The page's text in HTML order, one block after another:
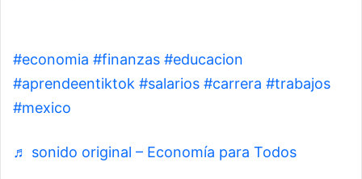
#economia #finanzas #educacion
#aprendeentiktok #salarios #carrera #trabajos
#mexico
♬ sonido original – Economía para Todos